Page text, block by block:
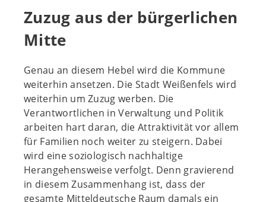
Zuzug aus der bürgerlichen
Mitte
Genau an diesem Hebel wird die Kommune
weiterhin ansetzen. Die Stadt Weißenfels wird
weiterhin um Zuzug werben. Die
Verantwortlichen in Verwaltung und Politik
arbeiten hart daran, die Attraktivität vor allem
für Familien noch weiter zu steigern. Dabei
wird eine soziologisch nachhaltige
Herangehensweise verfolgt. Denn gravierend
in diesem Zusammenhang ist, dass der
gesamte Mitteldeutsche Raum damals ein